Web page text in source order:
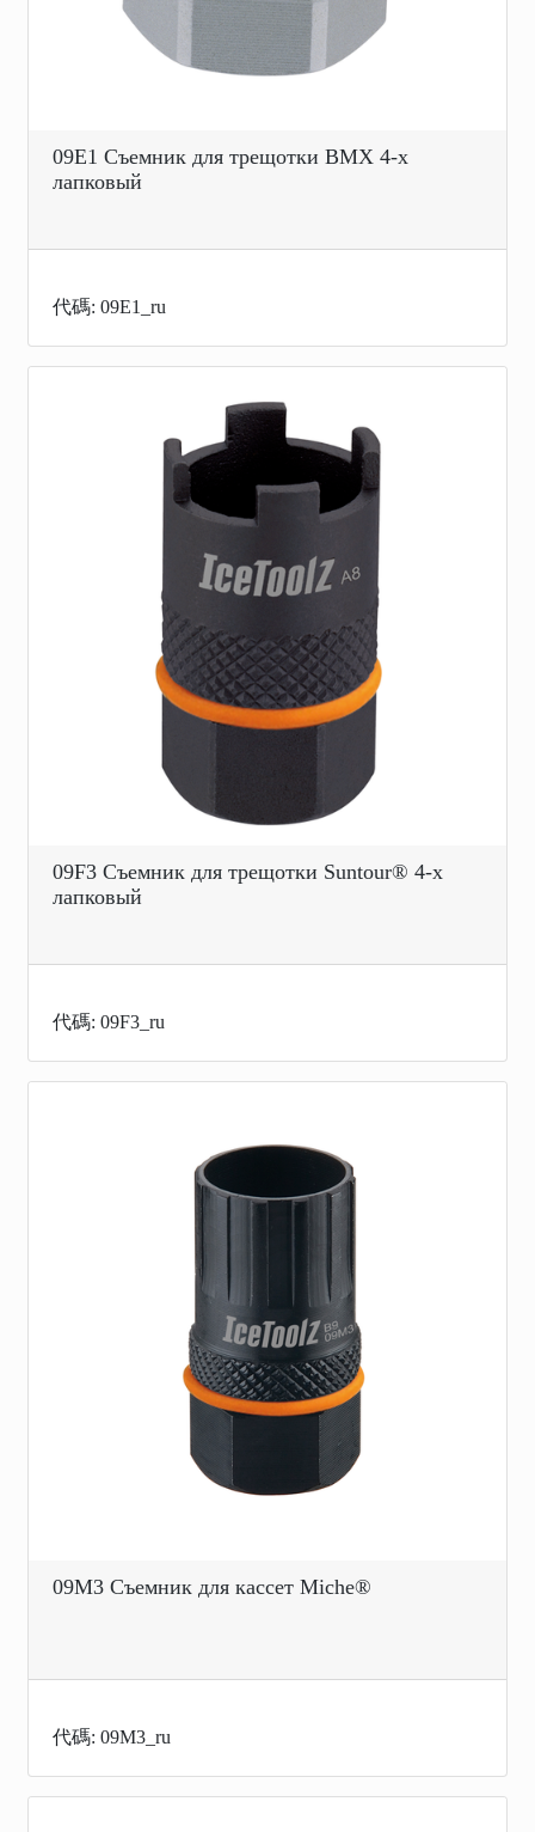
09E1 Съемник для трещотки BMX 4-х
лапковый
代碼: 09E1_ru
09F3 Съемник для трещотки Suntour® 4-х
лапковый
代碼: 09F3_ru
09M3 Съемник для кассет Miche®
代碼: 09M3_ru